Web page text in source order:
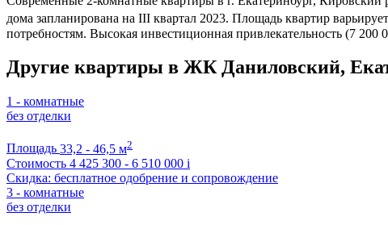
дома запланирована на III квартал 2023. Площадь квартир
потребностям. Высокая инвестиционная привлекательность (7 200
Другие квартиры в ЖК Даниловский,
1 - комнатные
без отделки
Площадь 33,2 - 46,5 м2
Стоимость 4 425 300 - 6 510 000 i
Скидка: бесплатное одобрение и сопровождение
3 - комнатные
без отделки